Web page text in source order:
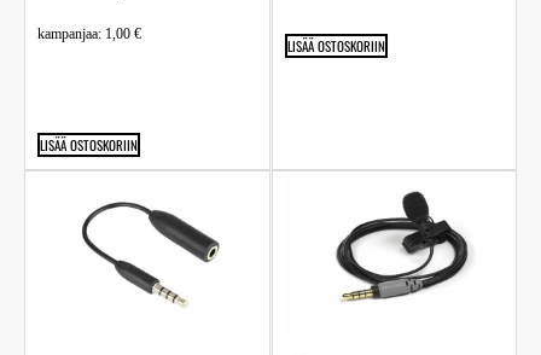
kampanjaa: 1,00 €
LISÄÄ OSTOSKORIIN
LISÄÄ OSTOSKORIIN